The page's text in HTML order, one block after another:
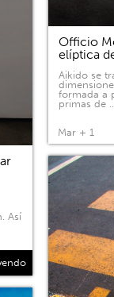
Así
Officio
elíptica
Aikido se
formada a
primas de
Mar + 1